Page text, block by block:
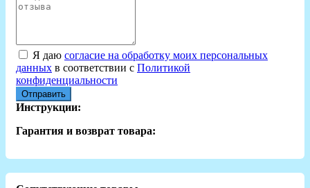
Я даю согласие на обработку моих персональных
данных в соответствии с Политикой
конфиденциальности
Отправить
Инструкции:
Гарантия и возврат товара: